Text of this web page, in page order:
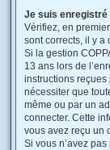
Je suis enregistré
Vérifiez, en
sont corrects, il y a
Si la gestion
13 ans lors de
instructions
nécessiter que
même ou par un
connecter. Cette
vous avez reçu un
Si vous n’avez